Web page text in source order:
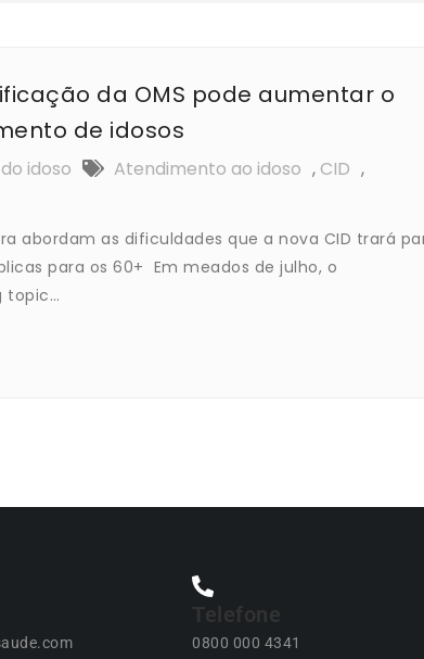
da OMS pode aumentar o
de idosos
idoso Atendimento ao idoso , CID ,
abordam as dificuldades que a nova CID trará
para os 60+ Em meados de julho, o
topic…
Telefone
0800 000 4341